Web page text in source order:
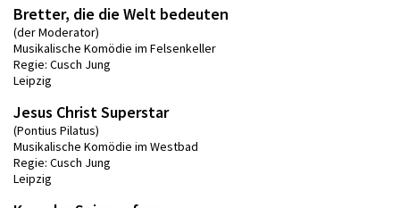
Bretter, die die Welt bedeuten
(der Moderator)
Musikalische Komödie im Felsenkeller
Regie: Cusch Jung
Leipzig
Jesus Christ Superstar
(Pontius Pilatus)
Musikalische Komödie im Westbad
Regie: Cusch Jung
Leipzig